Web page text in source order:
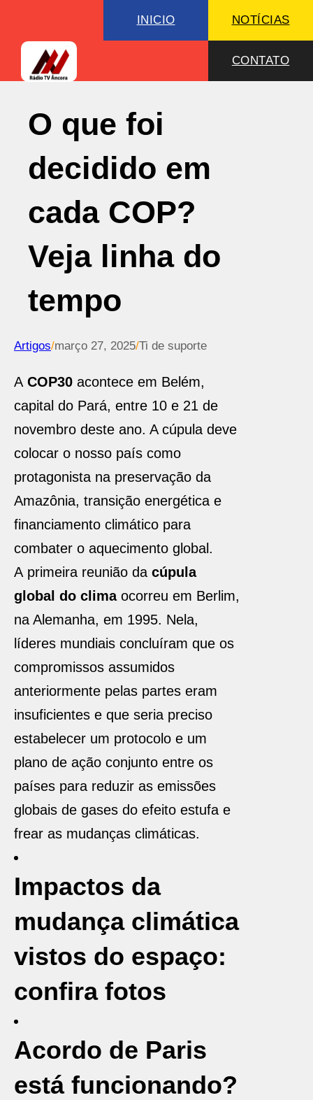
INICIO NOTÍCIAS
CONTATO
O que foi
decidido em
cada COP?
Veja linha do
tempo
Artigos/março 27, 2025/Ti de suporte
A COP30 acontece em Belém,
capital do Pará, entre 10 e 21 de
novembro deste ano. A cúpula deve
colocar o nosso país como
protagonista na preservação da
Amazônia, transição energética e
financiamento climático para
combater o aquecimento global.
A primeira reunião da cúpula
global do clima ocorreu em Berlim,
na Alemanha, em 1995. Nela,
líderes mundiais concluíram que os
compromissos assumidos
anteriormente pelas partes eram
insuficientes e que seria preciso
estabelecer um protocolo e um
plano de ação conjunto entre os
países para reduzir as emissões
globais de gases do efeito estufa e
frear as mudanças climáticas.
Impactos da
mudança climática
vistos do espaço:
confira fotos
Acordo de Paris
está funcionando?